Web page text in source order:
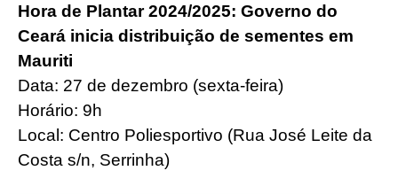
Hora de Plantar 2024/2025: Governo do
Ceará inicia distribuição de sementes em
Mauriti
Data: 27 de dezembro (sexta-feira)
Horário: 9h
Local: Centro Poliesportivo (Rua José Leite da
Costa s/n, Serrinha)